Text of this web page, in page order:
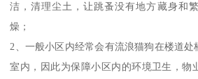
洁，清理尘土，让跳蚤没有地方藏身和
燥；
2、一般小区内经常会有流浪猫狗在楼道处
室内，因此为保障小区内的环境卫生，物